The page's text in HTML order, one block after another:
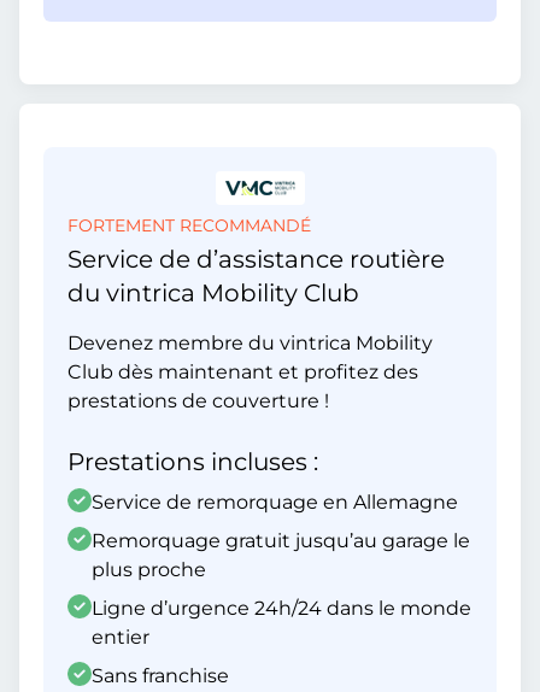
FORTEMENT RECOMMANDÉ
Service de d’assistance routière
du vintrica Mobility Club
Devenez membre du vintrica Mobility
Club dès maintenant et profitez des
prestations de couverture !
Prestations incluses :
Service de remorquage en Allemagne
Remorquage gratuit jusqu’au garage le
plus proche
Ligne d’urgence 24h/24 dans le monde
entier
Sans franchise